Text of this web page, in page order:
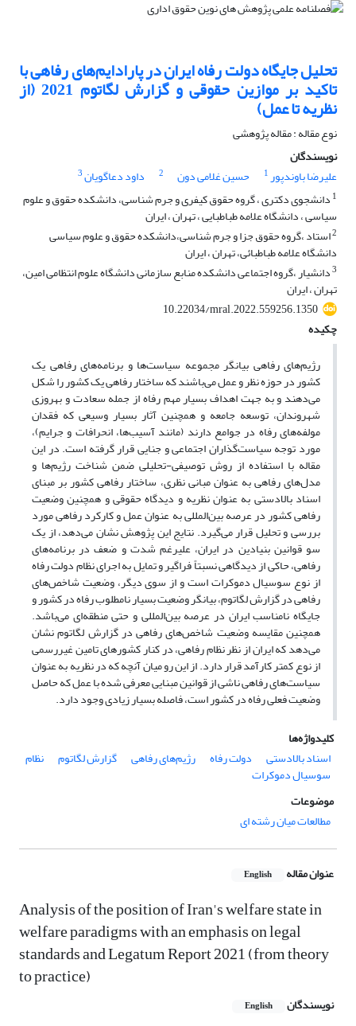
تحلیل جایگاه دولت رفاه ایران در پارادایم‌های رفاهی با
تاکید بر موازین حقوقی و گزارش لگاتوم 2021 (از
نظریه تا عمل)
نوع مقاله : مقاله پژوهشی
نویسندگان
علیرضا باوندپور1 حسین غلامی دون 2 داود دعاگویان3
1 دانشجوی دکتری ، گروه حقوق کیفری و جرم شناسی، دانشکده حقوق و علوم
سیاسی ، دانشگاه علامه طباطبایی ، تهران ، ایران
2استاد ،گروه حقوق جزا و جرم شناسی،دانشکده حقوق و علوم سیاسی
دانشگاه علامه طباطبائی، تهران ، ایران
3دانشیار ،گروه اجتماعی دانشکده منابع سازمانی دانشگاه علوم انتظامی امین،
تهران ، ایران
10.22034/mral.2022.559256.1350
چکیده
رژیم‌های رفاهی بیانگر مجموعه سیاست‌ها و برنامه‌های رفاهی یک
کشور در حوزه نظر و عمل می‌باشند که ساختار رفاهی یک کشور را شکل
می‌دهند و به جهت اهداف بسیار مهم رفاه از جمله سعادت و بهروزی
شهروندان، توسعه جامعه و همچنین آثار بسیار وسیعی که فقدان
مولفه‌های رفاه در جوامع دارند (مانند آسیب‌ها، انحرافات و جرایم)،
مورد توجه سیاست‌گذاران اجتماعی و جنایی قرار گرفته است. در این
مقاله با استفاده از روش توصیفی-تحلیلی ضمن شناخت رژیم‌ها و
مدل‌های رفاهی به عنوان مبانی نظری، ساختار رفاهی کشور بر مبنای
اسناد بالادستی به عنوان نظریه و دیدگاه حقوقی و همچنین وضعیت
رفاهی کشور در عرصه بین‌المللی به عنوان عمل و کارکرد رفاهی مورد
بررسی و تحلیل قرار می‌گیرد. نتایج این پژوهش نشان می‌دهد، از یک
سو قوانین بنیادین در ایران، علیرغم شدت و ضعف در برنامه‌های
رفاهی، حاکی از دیدگاهی نسبتاً فراگیر و تمایل به اجرای نظام دولت رفاه
از نوع سوسیال دموکرات است و از سوی دیگر، وضعیت شاخص‌های
رفاهی در گزارش لگاتوم، بیانگر وضعیت بسیار نامطلوب رفاه در کشور و
جایگاه نامناسب ایران در عرصه بین‌المللی و حتی منطقه‌ای می‌باشد.
همچنین مقایسه وضعیت شاخص‌های رفاهی در گزارش لگاتوم نشان
می‌دهد که ایران از نظر نظام رفاهی، در کنار کشورهای تامین غیررسمی
از نوع کمتر کارآمد قرار دارد. از این رو میان آنچه که در نظریه به عنوان
سیاست‌های رفاهی ناشی از قوانین مبنایی معرفی شده با عمل که حاصل
وضعیت فعلی رفاه در کشور است، فاصله بسیار زیادی وجود دارد.
کلیدواژه‌ها
اسناد بالادستی
دولت رفاه رژیم‌های رفاهی گزارش لگاتوم نظام
سوسیال دموکرات
موضوعات
مطالعات میان رشته ای
عنوان مقاله English
Analysis of the position of Iran's welfare state in
welfare paradigms with an emphasis on legal
standards and Legatum Report 2021 (from theory
to practice)
نویسندگان English